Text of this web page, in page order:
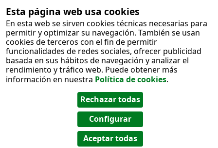
Esta página web usa cookies
En esta web se sirven cookies técnicas necesarias para
permitir y optimizar su navegación. También se usan
cookies de terceros con el fin de permitir
funcionalidades de redes sociales, ofrecer publicidad
basada en sus hábitos de navegación y analizar el
rendimiento y tráfico web. Puede obtener más
información en nuestra Política de cookies.